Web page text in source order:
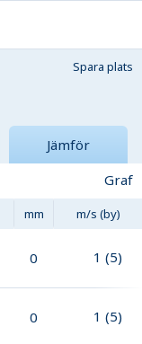
Spara plats
Jämför
Graf
mm m/s (by)
0 1 (5)
0 1 (5)